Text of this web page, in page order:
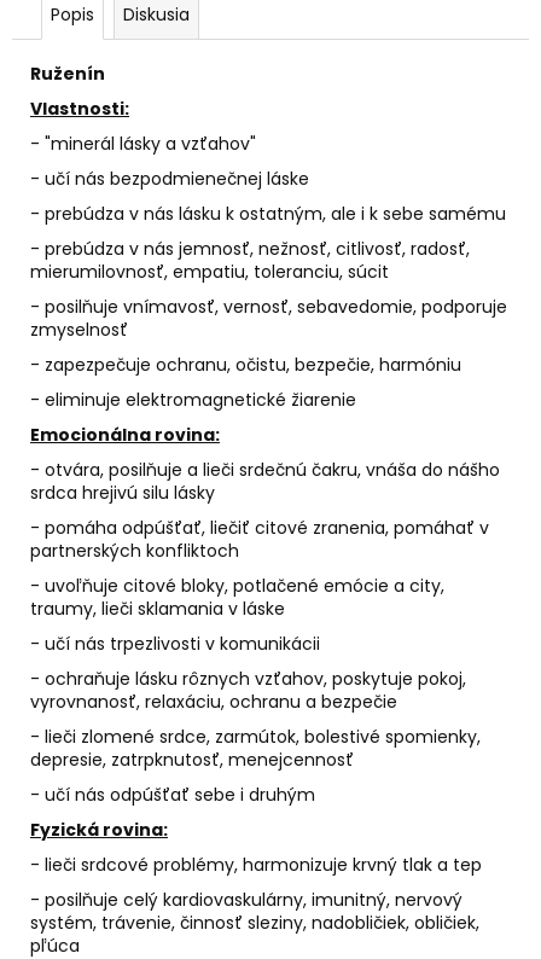
Popis Diskusia
Ruženín
Vlastnosti:
- "minerál lásky a vzťahov"
- učí nás bezpodmienečnej láske
- prebúdza v nás lásku k ostatným, ale i k sebe samému
- prebúdza v nás jemnosť, nežnosť, citlivosť, radosť,
mierumilovnosť, empatiu, toleranciu, súcit
- posilňuje vnímavosť, vernosť, sebavedomie, podporuje
zmyselnosť
- zapezpečuje ochranu, očistu, bezpečie, harmóniu
- eliminuje elektromagnetické žiarenie
Emocionálna rovina:
- otvára, posilňuje a lieči srdečnú čakru, vnáša do nášho
srdca hrejivú silu lásky
- pomáha odpúšťať, liečiť citové zranenia, pomáhať v
partnerských konfliktoch
- uvoľňuje citové bloky, potlačené emócie a city,
traumy, lieči sklamania v láske
- učí nás trpezlivosti v komunikácii
- ochraňuje lásku rôznych vzťahov, poskytuje pokoj,
vyrovnanosť, relaxáciu, ochranu a bezpečie
- lieči zlomené srdce, zarmútok, bolestivé spomienky,
depresie, zatrpknutosť, menejcennosť
- učí nás odpúšťať sebe i druhým
Fyzická rovina:
- lieči srdcové problémy, harmonizuje krvný tlak a tep
- posilňuje celý kardiovaskulárny, imunitný, nervový
systém, trávenie, činnosť sleziny, nadobličiek, obličiek,
pľúca
ú
č
a
m
e
SVIEČKA
NA
ZVEĽADENIE
VÁŠNE
A
SEXUALITY
€9,50